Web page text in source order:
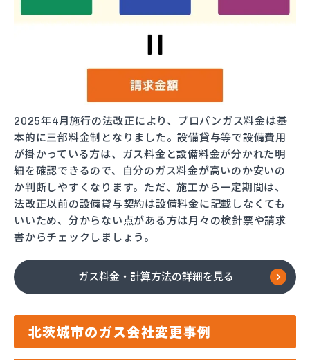
2025年4月施行の法改正により、プロパンガス料金は基
本的に三部料金制となりました。設備貸与等で設備費用
が掛かっている方は、ガス料金と設備料金が分かれた明
細を確認できるので、自分のガス料金が高いのか安いの
か判断しやすくなります。ただ、施工から一定期間は、
法改正以前の設備貸与契約は設備料金に記載しなくても
いいため、分からない点がある方は月々の検針票や請求
書からチェックしましょう。
ガス料金・計算方法の詳細を見る
北茨城市のガス会社変更事例